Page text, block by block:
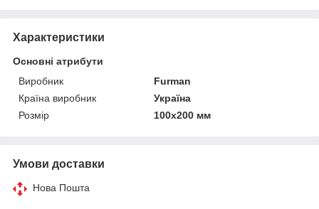
Характеристики
Основні атрибути
Виробник
Furman
Країна виробник
Україна
Розмір
100х200 мм
Умови доставки
Нова Пошта